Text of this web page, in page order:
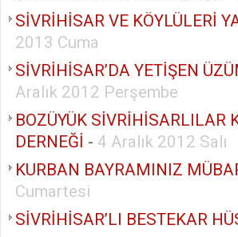
SİVRİHİSAR VE KÖYLÜLERİ
2013 Cuma
SİVRİHİSAR’DA YETİŞEN
Aralık 2012 Perşembe
BOZÜYÜK SİVRİHİSARLILAR
DERNEĞİ - 4 Aralık 2012 Salı
KURBAN BAYRAMINIZ
Cumartesi
SİVRİHİSAR’LI BESTEKAR